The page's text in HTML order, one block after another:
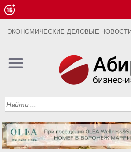
ЭКОНОМИЧЕСКИЕ ДЕЛОВЫЕ НОВОСТИ